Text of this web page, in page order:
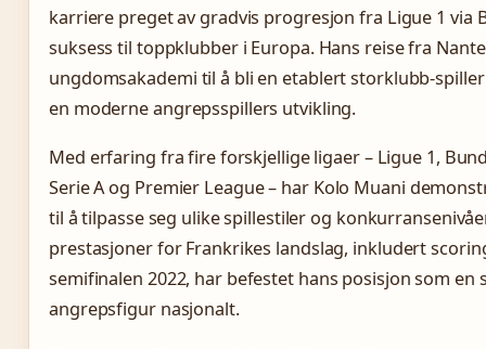
karriere preget av gradvis progresjon fra Ligue 1 via
suksess til toppklubber i Europa. Hans reise fra
ungdomsakademi til å bli en etablert storklubb-
en moderne angrepsspillers utvikling.
Med erfaring fra fire forskjellige ligaer – Ligue 1,
Serie A og Premier League – har Kolo Muani
til å tilpasse seg ulike spillestiler og
prestasjoner for Frankrikes landslag, inkludert
semifinalen 2022, har befestet hans posisjon som en
angrepsfigur nasjonalt.